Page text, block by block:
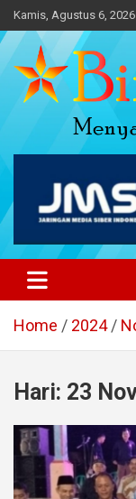
Skip
to
content
Kamis, Agustus 6, 2026
Portal
Regional
Home 2024
Hari: 23